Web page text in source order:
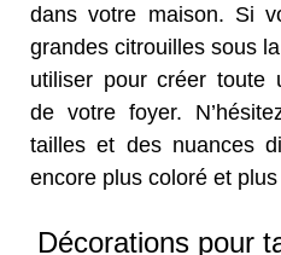
dans votre maison. Si
grandes citrouilles sous
utiliser pour créer toute
de votre foyer.
tailles et des nuances
encore plus coloré et
Décorations pour